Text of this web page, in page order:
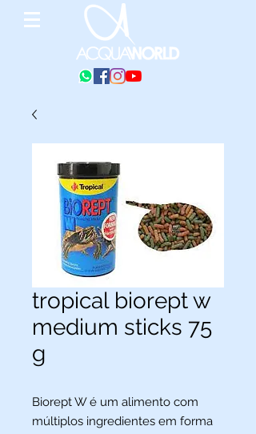
tropical biorept w
medium sticks 75
g
Biorept W é um alimento com
múltiplos ingredientes em forma